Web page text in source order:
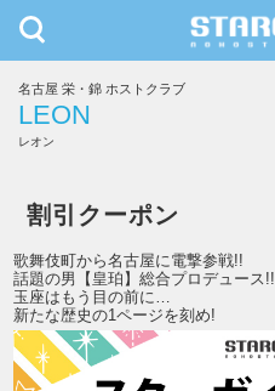
九州・沖縄 北海道・東北
toggle
navigation
名古屋 栄・錦 ホストクラブ
LEON
レオン
割引クーポン
歌舞伎町から名古屋に電撃参戦!!
話題の男【皇珀】総合プロデュース!!
玉座はもう目の前に…
新たな歴史の1ページを刻め!